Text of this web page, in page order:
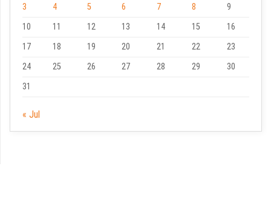
3
4 5 6 7 8
9
10
11 12 13 14 15
16
17
18 19 20 21 22
23
24
25 26 27 28 29
30
31
« Jul